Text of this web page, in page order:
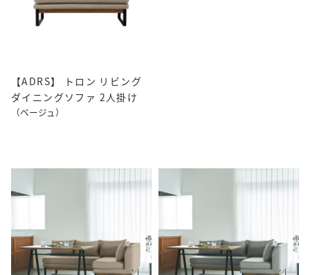
【ADRS】 トロン リビング
ダイニングソファ 2人掛け
（ベージュ）